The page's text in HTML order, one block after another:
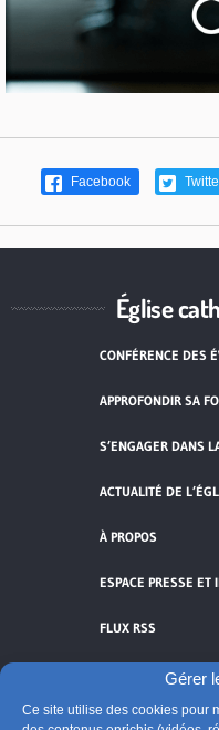
Gérer
Ce site utilise des cookies pour
Facebook
Église
CONFÉRENCE DES
APPROFONDIR SA
S’ENGAGER DANS
ACTUALITÉ DE
À PROPOS
ESPACE PRESSE ET
FLUX RSS